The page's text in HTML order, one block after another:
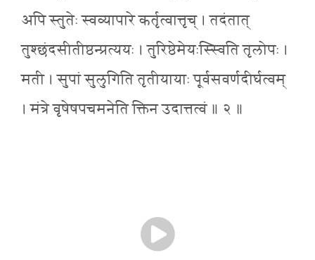
अपि स्तुतेः स्वव्यापारे कर्तृत्वात्तृच् । तदंतात्
तुश्छंदसीतीष्ठन्प्रत्ययः । तुरिष्ठेमेयःस्स्विति तृलोपः ।
मती । सुपां सुलुगिति तृतीयायाः पूर्वसवर्णदीर्घत्वम्
। मंत्रे वृषेषपचमनेति क्तिन उदात्तत्वं ॥ २ ॥